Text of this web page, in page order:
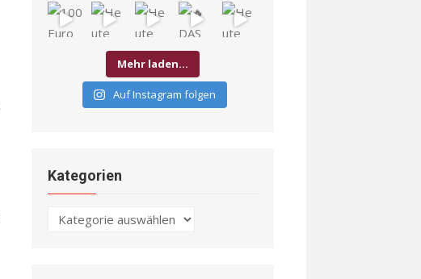
Mehr laden…
Auf Instagram folgen
Kategorien
Kategorien